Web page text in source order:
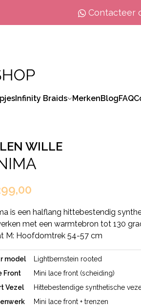
Contacteer
Infinity Braids MerkenBlogFAQ
WILLE
is een halflang hittebestendig
met een warmtebron tot 130
M: Hoofdomtrek 54-57 cm
model
Lightbernstein rooted
Front
Mini lace front (scheiding)
Vezel
Hittebestendige synthetische
Mini lace front + trenzen